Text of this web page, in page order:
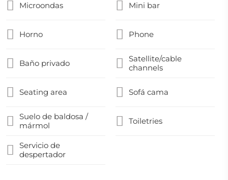
Microondas Mini bar
Horno Phone
Baño privado
Satellite/cable
channels
Seating area Sofá cama
Suelo de baldosa /
mármol
Toiletries
Servicio de
despertador